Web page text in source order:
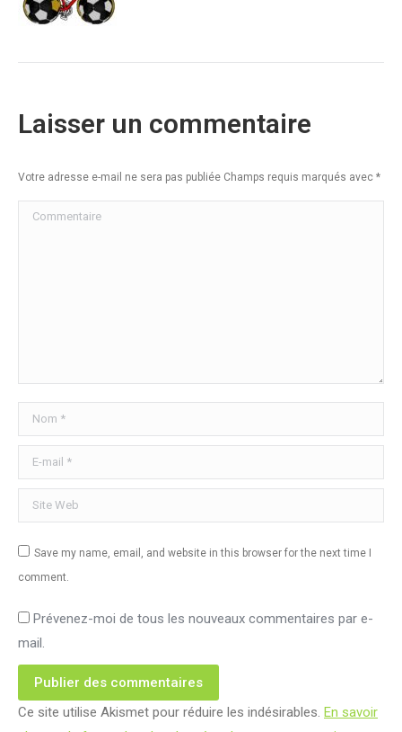
Laisser un commentaire
Votre adresse e-mail ne sera pas publiée Champs requis marqués avec *
Commentaire
Nom *
E-mail *
Site Web
Save my name, email, and website in this browser for the next time I
comment.
Prévenez-moi de tous les nouveaux commentaires par e-
mail.
Publier des commentaires
Ce site utilise Akismet pour réduire les indésirables. En savoir